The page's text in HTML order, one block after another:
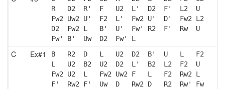
R   D2  R'  F   U2  L'  D2  F'  L2  U
Fw2 Uw2 U'  F2  L'  Fw2 U'  D'  Fw2 L2
D2  Fw2 L   B'  U'  Fw' R2  F'  Rw  U
Fw' B'  Uw  D2  Fw' L
C Ex#1
B   R2  D   L   U2  D2  B'  U   L   F2
L   U2  B2  U2  D2  L'  B2  L2  F2  U
Fw2 U2  L   Fw2 Uw2 F   L   F2  Rw2 L
F'  Rw2 F'  Uw  D   Rw2 D   R2  Rw' Fw